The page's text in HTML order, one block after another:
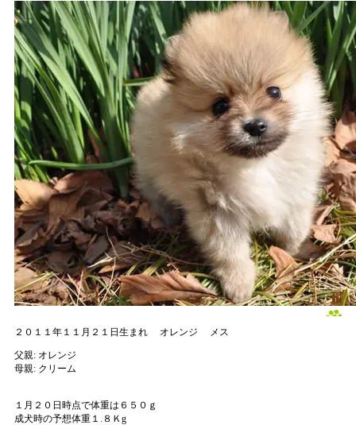
２０１１年１１月２１日生まれ オレンジ メス
父親: オレンジ
母親: クリーム
１月２０日時点で体重は６５０ｇ
成犬時の予想体重１.８Ｋg